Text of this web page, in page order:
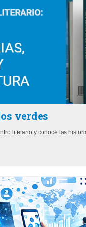
verdes
literario y conoce las